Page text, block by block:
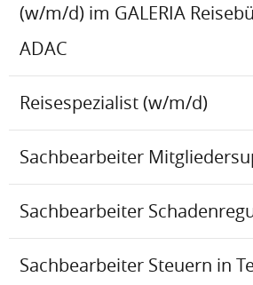
(w/m/d) im GALERIA
ADAC
Reisespezialist (w/m/d)
Sachbearbeiter
Sachbearbeiter
Sachbearbeiter Steuern in